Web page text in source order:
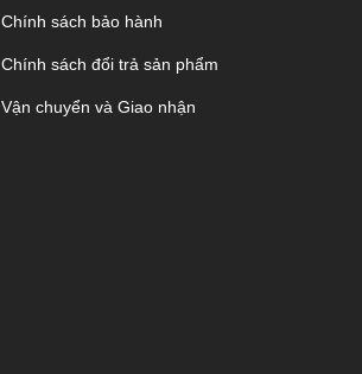
Chính sách bảo hành
Chính sách đổi trả sản phẩm
Vận chuyển và Giao nhận